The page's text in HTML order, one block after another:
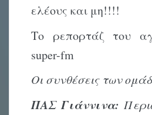
ελέους και μη!!!!
Το ρεπορτάζ του
super-fm
Οι συνθέσεις των
ΠΑΣ Γιάννινα: